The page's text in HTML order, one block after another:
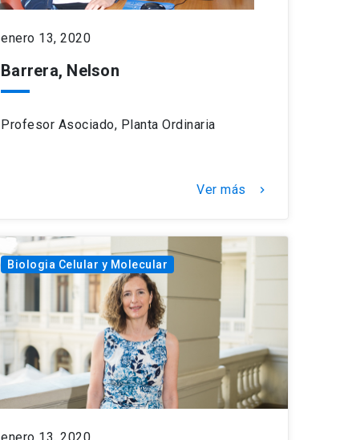
enero 13, 2020
Barrera, Nelson
Profesor Asociado, Planta Ordinaria
Ver más keyboard_arrow_right
Biologia Celular y Molecular